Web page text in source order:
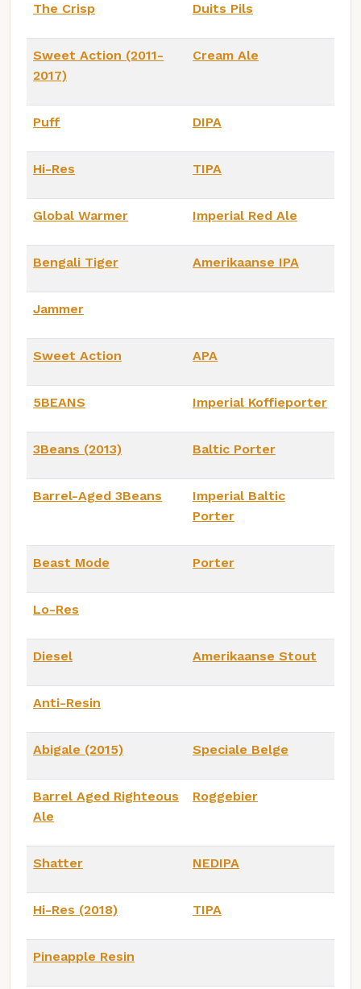
The Crisp Duits Pils
Sweet Action (2011-
2017)
Cream Ale
Puff DIPA
Hi-Res TIPA
Global Warmer Imperial Red Ale
Bengali Tiger Amerikaanse IPA
Jammer
Sweet Action APA
5BEANS Imperial Koffieporter
3Beans (2013) Baltic Porter
Barrel-Aged 3Beans
Imperial Baltic
Porter
Beast Mode Porter
Lo-Res
Diesel Amerikaanse Stout
Anti-Resin
Abigale (2015) Speciale Belge
Barrel Aged Righteous
Ale
Roggebier
Shatter NEDIPA
Hi-Res (2018) TIPA
Pineapple Resin